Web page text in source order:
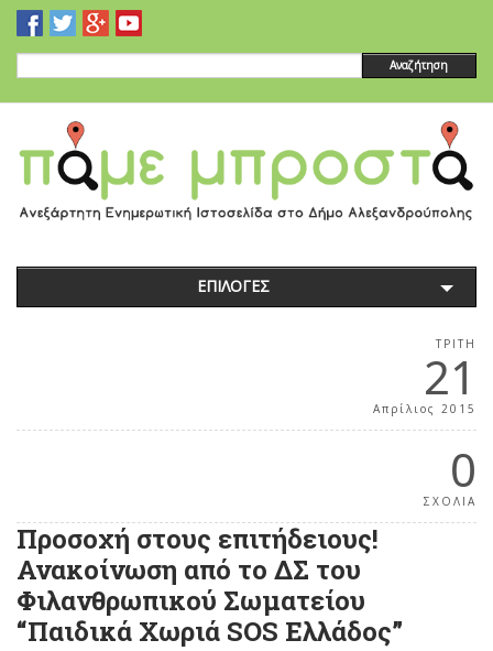
Αναζήτηση
ΕΠΙΛΟΓΕΣ
ΤΡΊΤΗ
21
Απρίλιος 2015
0
ΣΧΟΛΙΑ
Προσοχή στους επιτήδειους!
Ανακοίνωση από το ΔΣ του
Φιλανθρωπικού Σωματείου
“Παιδικά Χωριά SOS Ελλάδος”